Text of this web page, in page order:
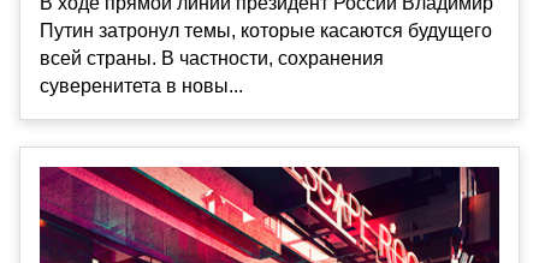
Путин затронул темы, которые касаются будущего
всей страны. В частности, сохранения
суверенитета в новы...